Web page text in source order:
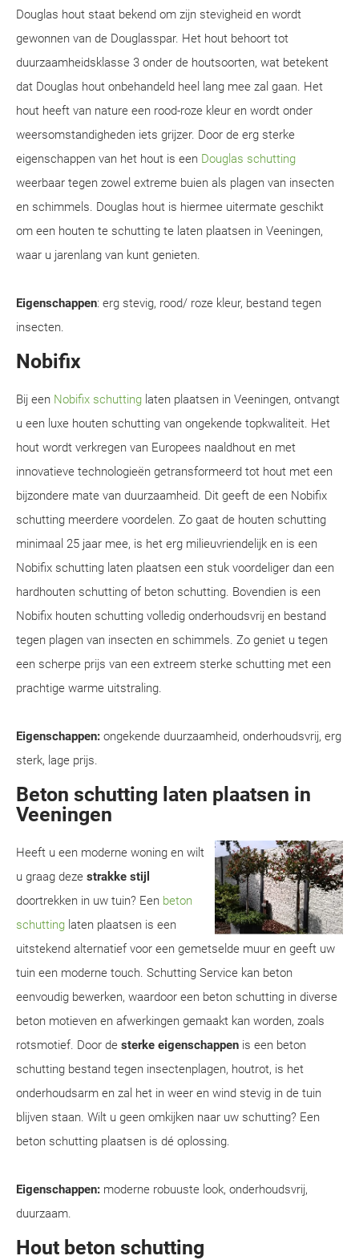
Douglas hout staat bekend om zijn stevigheid en wordt
gewonnen van de Douglasspar. Het hout behoort tot
duurzaamheidsklasse 3 onder de houtsoorten, wat betekent
dat Douglas hout onbehandeld heel lang mee zal gaan. Het
hout heeft van nature een rood-roze kleur en wordt onder
weersomstandigheden iets grijzer. Door de erg sterke
eigenschappen van het hout is een Douglas schutting
weerbaar tegen zowel extreme buien als plagen van insecten
en schimmels. Douglas hout is hiermee uitermate geschikt
om een houten te schutting te laten plaatsen in Veeningen,
waar u jarenlang van kunt genieten.
Eigenschappen: erg stevig, rood/ roze kleur, bestand tegen
insecten.
Nobifix
Bij een Nobifix schutting laten plaatsen in Veeningen, ontvangt
u een luxe houten schutting van ongekende topkwaliteit. Het
hout wordt verkregen van Europees naaldhout en met
innovatieve technologieën getransformeerd tot hout met een
bijzondere mate van duurzaamheid. Dit geeft de een Nobifix
schutting meerdere voordelen. Zo gaat de houten schutting
minimaal 25 jaar mee, is het erg milieuvriendelijk en is een
Nobifix schutting laten plaatsen een stuk voordeliger dan een
hardhouten schutting of beton schutting. Bovendien is een
Nobifix houten schutting volledig onderhoudsvrij en bestand
tegen plagen van insecten en schimmels. Zo geniet u tegen
een scherpe prijs van een extreem sterke schutting met een
prachtige warme uitstraling.
Eigenschappen: ongekende duurzaamheid, onderhoudsvrij, erg
sterk, lage prijs.
Beton schutting laten plaatsen in
Veeningen
Heeft u een moderne woning en wilt
u graag deze strakke stijl
doortrekken in uw tuin? Een beton
schutting laten plaatsen is een
uitstekend alternatief voor een gemetselde muur en geeft uw
tuin een moderne touch. Schutting Service kan beton
eenvoudig bewerken, waardoor een beton schutting in diverse
beton motieven en afwerkingen gemaakt kan worden, zoals
rotsmotief. Door de sterke eigenschappen is een beton
schutting bestand tegen insectenplagen, houtrot, is het
onderhoudsarm en zal het in weer en wind stevig in de tuin
blijven staan. Wilt u geen omkijken naar uw schutting? Een
beton schutting plaatsen is dé oplossing.
Eigenschappen: moderne robuuste look, onderhoudsvrij,
duurzaam.
Hout beton schutting